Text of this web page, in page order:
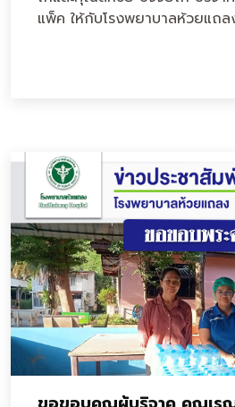
แพ็ค ให้กับโรงพยาบาลห้วยแถล